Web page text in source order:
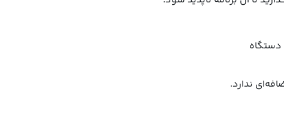
دستگاه
ندارد.